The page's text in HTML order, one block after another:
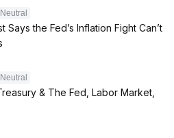
Neutral
the Fed’s Inflation Fight Can’t
Neutral
& The Fed, Labor Market,